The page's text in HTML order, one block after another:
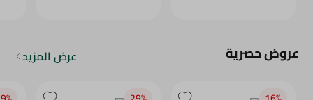
عروض حصرية عرض المزيد